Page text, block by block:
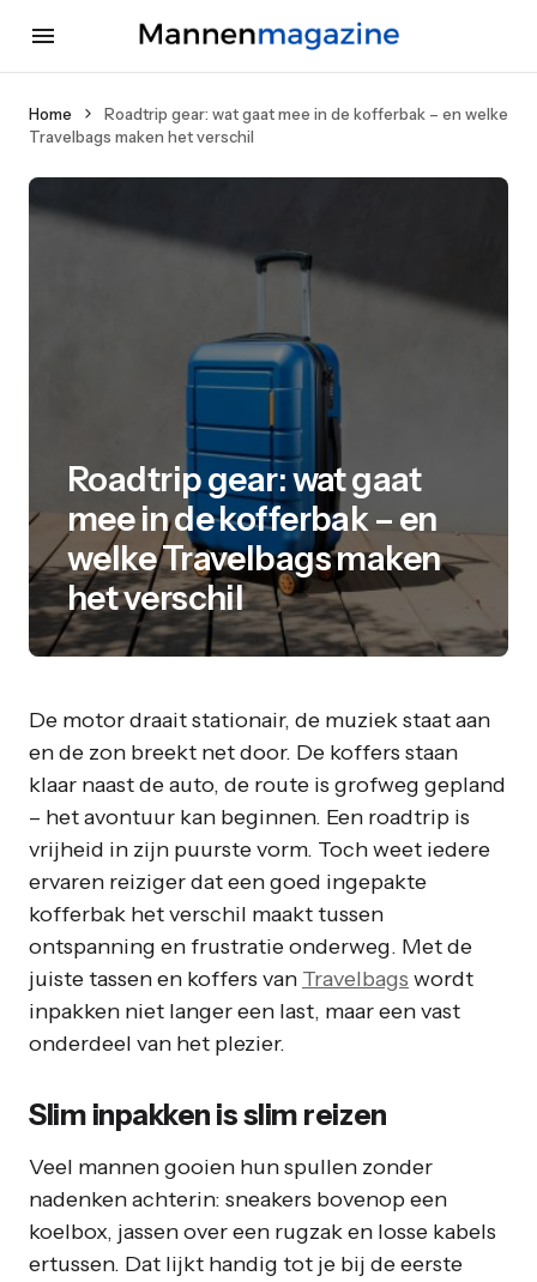
Home
Roadtrip gear: wat gaat mee in de kofferbak – en welke
Travelbags maken het verschil
Roadtrip gear: wat gaat
mee in de kofferbak – en
welke Travelbags maken
het verschil
De motor draait stationair, de muziek staat aan
en de zon breekt net door. De koffers staan
klaar naast de auto, de route is grofweg gepland
– het avontuur kan beginnen. Een roadtrip is
vrijheid in zijn puurste vorm. Toch weet iedere
ervaren reiziger dat een goed ingepakte
kofferbak het verschil maakt tussen
ontspanning en frustratie onderweg. Met de
juiste tassen en koffers van Travelbags wordt
inpakken niet langer een last, maar een vast
onderdeel van het plezier.
Slim inpakken is slim reizen
Veel mannen gooien hun spullen zonder
nadenken achterin: sneakers bovenop een
koelbox, jassen over een rugzak en losse kabels
ertussen. Dat lijkt handig tot je bij de eerste